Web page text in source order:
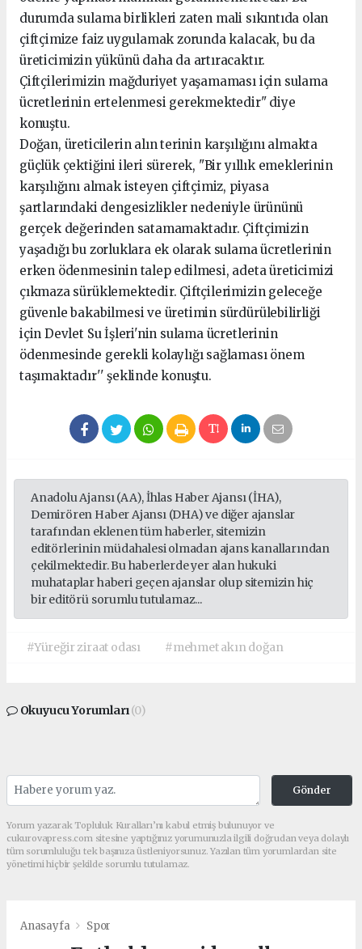
durumda sulama birlikleri zaten mali sıkıntıda olan
çiftçimize faiz uygulamak zorunda kalacak, bu da
üreticimizin yükünü daha da artıracaktır.
Çiftçilerimizin mağduriyet yaşamaması için sulama
ücretlerinin ertelenmesi gerekmektedir" diye
konuştu.
Doğan, üreticilerin alın terinin karşılığını almakta
güçlük çektiğini ileri sürerek, "Bir yıllık emeklerinin
karşılığını almak isteyen çiftçimiz, piyasa
şartlarındaki dengesizlikler nedeniyle ürününü
gerçek değerinden satamamaktadır. Çiftçimizin
yaşadığı bu zorluklara ek olarak sulama ücretlerinin
erken ödenmesinin talep edilmesi, adeta üreticimizi
çıkmaza sürüklemektedir. Çiftçilerimizin geleceğe
güvenle bakabilmesi ve üretimin sürdürülebilirliği
için Devlet Su İşleri'nin sulama ücretlerinin
ödenmesinde gerekli kolaylığı sağlaması önem
taşımaktadır'' şeklinde konuştu.
Anadolu Ajansı (AA), İhlas Haber Ajansı (İHA),
Demirören Haber Ajansı (DHA) ve diğer ajanslar
tarafından eklenen tüm haberler, sitemizin
editörlerinin müdahalesi olmadan ajans kanallarından
çekilmektedir. Bu haberlerde yer alan hukuki
muhataplar haberi geçen ajanslar olup sitemizin hiç
bir editörü sorumlu tutulamaz...
#Yüreğir ziraat odası #mehmet akın doğan
Okuyucu Yorumları(0)
Gönder
Yorum yazarak Topluluk Kuralları’nı kabul etmiş bulunuyor ve
cukurovapress.com sitesine yaptığınız yorumunuzla ilgili doğrudan veya dolaylı
tüm sorumluluğu tek başınıza üstleniyorsunuz. Yazılan tüm yorumlardan site
yönetimi hiçbir şekilde sorumlu tutulamaz.
Anasayfa Spor